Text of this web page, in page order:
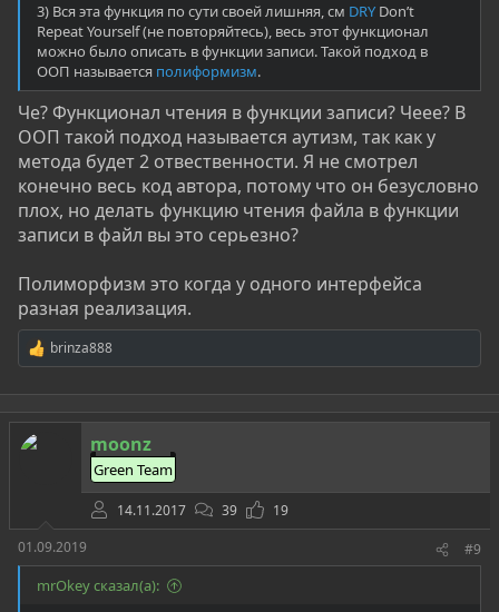
3) Вся эта функция по сути своей лишняя, см DRY Don’t
Repeat Yourself (не повторяйтесь), весь этот функционал
можно было описать в функции записи. Такой подход в
ООП называется полиформизм.
Че? Функционал чтения в функции записи? Чеее? В
ООП такой подход называется аутизм, так как у
метода будет 2 отвественности. Я не смотрел
конечно весь код автора, потому что он безусловно
плох, но делать функцию чтения файла в функции
записи в файл вы это серьезно?
Полиморфизм это когда у одного интерфейса
разная реализация.
Р
е
а
к
ц
и
brinza888
moonz
Green Team
14.11.2017 39
19
01.09.2019
#9
mrOkey сказал(а):